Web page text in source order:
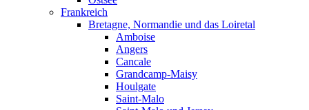
Frankreich
Bretagne, Normandie und das Loiretal
Amboise
Angers
Cancale
Grandcamp-Maisy
Houlgate
Saint-Malo